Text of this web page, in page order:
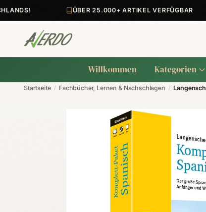
ÜBER 25.000+ ARTIKEL VERFÜGBAR
Willkommen Kategorien
Startseite / Fachbücher, Lernen & Nachschlagen /